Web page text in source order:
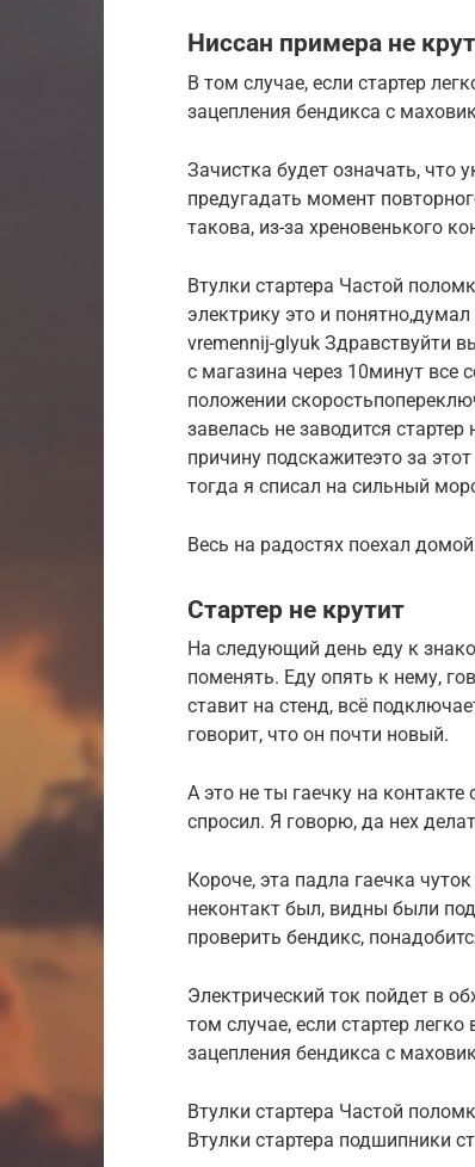
Ниссан примера не
В том случае, если стартер
зацепления бендикса с
Зачистка будет означать, что
предугадать момент
такова, из-за хреновенького
Втулки стартера Частой
электрику это и
vremennij-glyuk Здравствуйти
с магазина через 10минут все
положении
завелась не заводится
причину подскажитеэто за
тогда я списал на сильный
Весь на радостях поехал
Стартер не крутит
На следующий день еду к
поменять. Еду опять к нему,
ставит на стенд, всё
говорит, что он почти новый.
А это не ты гаечку на
спросил. Я говорю, да нех
Короче, эта падла гаечка
неконтакт был, видны были
проверить бендикс,
Электрический ток пойдет в
том случае, если стартер
зацепления бендикса с
Втулки стартера Частой
Втулки стартера подшипники